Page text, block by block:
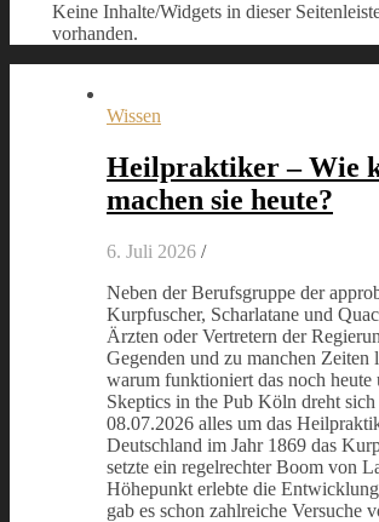
Keine Inhalte/Widgets in dieser
vorhanden.
Wissen
Heilpraktiker – Wie
machen sie heute?
6. Juli 2026 /
Neben der Berufsgruppe der
Kurpfuscher, Scharlatane und
Ärzten oder Vertretern der
Gegenden und zu manchen Zeiten
warum funktioniert das noch
Skeptics in the Pub Köln dreht
08.07.2026 alles um das
Deutschland im Jahr 1869 das
setzte ein regelrechter Boom von
Höhepunkt erlebte die
gab es schon zahlreiche Versuche